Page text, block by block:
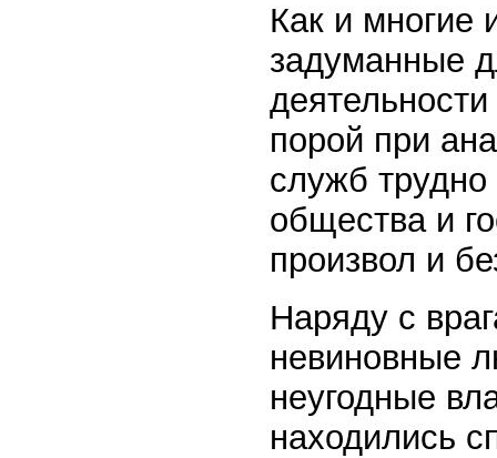
Как и многие
задуманные
порой при
служб трудно
общества и
произвол и
Наряду с
невиновные
неугодные
находились